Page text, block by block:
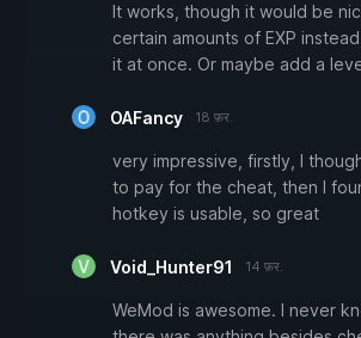
It works, though it would be
certain amounts of EXP
it at once. Or maybe add a
OAFancy 18 फ़र.
very impressive, firstly, I
to pay for the cheat, then I
hotkey is usable, so great
Void_Hunter91 14 फ़र.
WeMod is awesome. I never